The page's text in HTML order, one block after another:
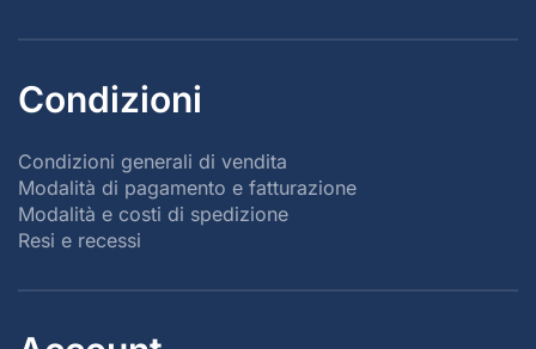
Condizioni
Condizioni generali di vendita
Modalità di pagamento e fatturazione
Modalità e costi di spedizione
Resi e recessi